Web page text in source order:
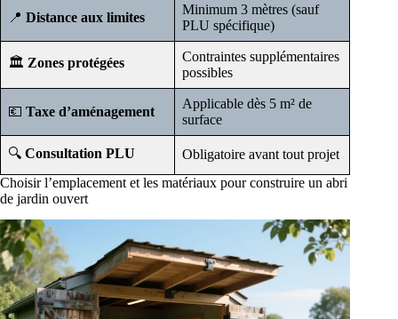
📍 Distance aux limites
Minimum 3 mètres (sauf
PLU spécifique)
🏛️ Zones protégées
Contraintes supplémentaires
possibles
💶 Taxe d’aménagement
Applicable dès 5 m² de
surface
🔍 Consultation PLU
Obligatoire avant tout projet
Choisir l’emplacement et les matériaux pour construire un abri
de jardin ouvert